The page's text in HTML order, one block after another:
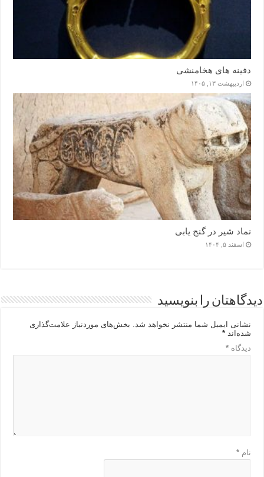
دفینه های هخامنشی
اردیبهشت ۱۳, ۱۴۰۵
نماد شیر در گنج یابی
اسفند ۵, ۱۴۰۴
دیدگاهتان را بنویسید
نشانی ایمیل شما منتشر نخواهد شد.
بخش‌های موردنیاز علامت‌گذاری
شده‌اند*
دیدگاه*
نام*